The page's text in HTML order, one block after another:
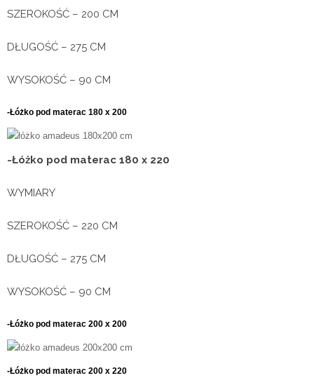
SZEROKOŚĆ – 200 CM
DŁUGOŚĆ – 275 CM
WYSOKOŚĆ – 90 CM
-Łóżko pod materac 180 x 200
-Łóżko pod materac 180 x 220
WYMIARY
SZEROKOŚĆ – 220 CM
DŁUGOŚĆ – 275 CM
WYSOKOŚĆ – 90 CM
-Łóżko pod materac 200 x 200
-Łóżko pod materac 200 x 220